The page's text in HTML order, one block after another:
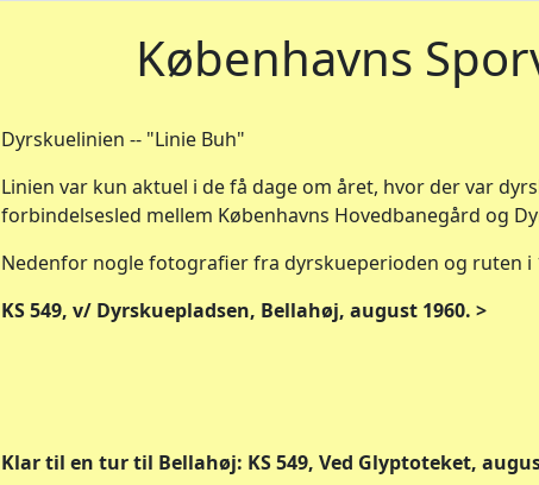
Københavns
Dyrskuelinien -- "Linie Buh"
Linien var kun aktuel i de få dage om året, hvor der var
forbindelsesled mellem Københavns Hovedbanegård og
Nedenfor nogle fotografier fra dyrskueperioden og ruten i
KS 549, v/ Dyrskuepladsen, Bellahøj, august 1960. >
Klar til en tur til Bellahøj: KS 549, Ved Glyptoteket,